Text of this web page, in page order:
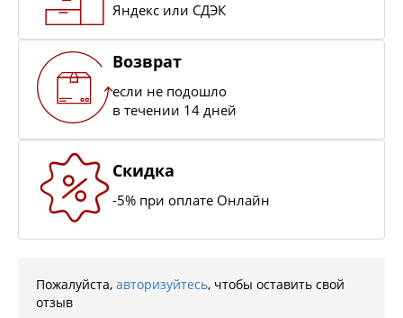
Яндекс или СДЭК
Возврат
если не подошло
в течении 14 дней
Скидка
-5% при оплате Онлайн
Пожалуйста, авторизуйтесь, чтобы оставить свой
отзыв